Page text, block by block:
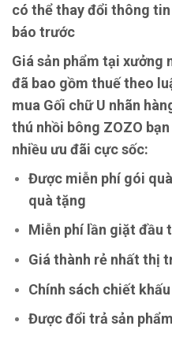
có thể thay đổi thông
báo trước
Giá sản phẩm tại xưởng
đã bao gồm thuế theo
mua Gối chữ U nhãn
thú nhồi bông ZOZO
nhiều ưu đãi cực sốc:
Được miễn phí gói
quà tặng
Miễn phí lần giặt đầu
Giá thành rẻ nhất thị
Chính sách chiết
Được đổi trả sản